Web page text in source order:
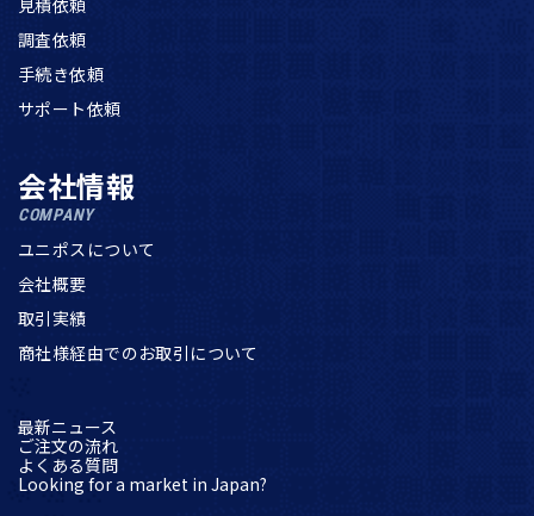
見積依頼
調査依頼
手続き依頼
サポート依頼
会社情報
COMPANY
ユニポスについて
会社概要
取引実績
商社様経由でのお取引について
最新ニュース
ご注文の流れ
よくある質問
Looking for a market in Japan?